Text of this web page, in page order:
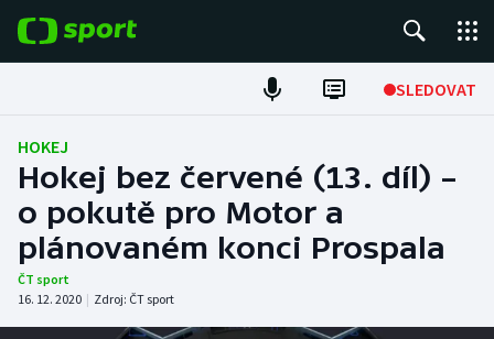
SLEDOVAT
Fotbal
Hokej
Tenis
Atletika
HOKEJ
Hokej bez červené (13. díl) –
o pokutě pro Motor a
plánovaném konci Prospala
ČT sport
16. 12. 2020 | Zdroj: ČT sport